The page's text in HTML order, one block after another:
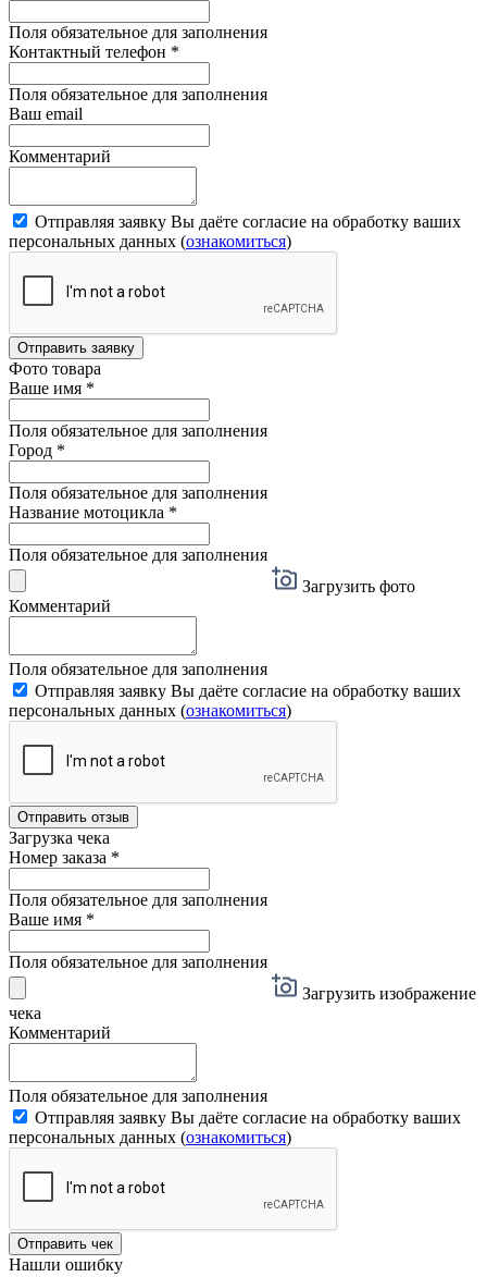
Поля обязательное для заполнения
Контактный телефон *
Поля обязательное для заполнения
Ваш email
Комментарий
Отправляя заявку Вы даёте согласие на обработку ваших
персональных данных (ознакомиться)
Отправить заявку
Фото товара
Ваше имя *
Поля обязательное для заполнения
Город *
Поля обязательное для заполнения
Название мотоцикла *
Поля обязательное для заполнения
Загрузить фото
Комментарий
Поля обязательное для заполнения
Отправляя заявку Вы даёте согласие на обработку ваших
персональных данных (ознакомиться)
Отправить отзыв
Загрузка чека
Номер заказа *
Поля обязательное для заполнения
Ваше имя *
Поля обязательное для заполнения
Загрузить изображение
чека
Комментарий
Поля обязательное для заполнения
Отправляя заявку Вы даёте согласие на обработку ваших
персональных данных (ознакомиться)
Отправить чек
Нашли ошибку